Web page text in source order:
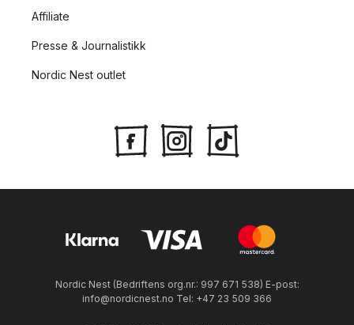
Affiliate
Presse & Journalistikk
Nordic Nest outlet
Nordic Nest (Bedriftens org.nr.: 997 671 538) E-post:
info@nordicnest.no Tel: +47 23 509 366